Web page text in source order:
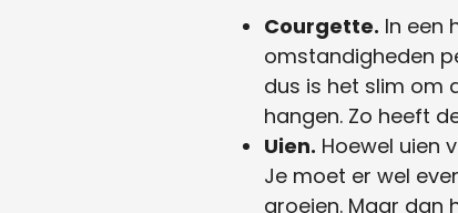
Courgette. In een
omstandigheden
dus is het slim om
hangen. Zo heeft
Uien. Hoewel uien
Je moet er wel
groeien. Maar dan